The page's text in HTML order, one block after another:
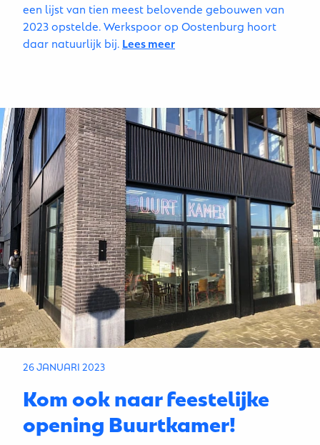
een lijst van tien meest belovende gebouwen van
2023 opstelde. Werkspoor op Oostenburg hoort
daar natuurlijk bij. Lees meer
26 JANUARI 2023
Kom ook naar feestelijke
opening Buurtkamer!